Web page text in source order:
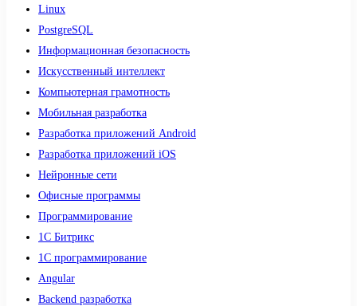
Linux
PostgreSQL
Информационная безопасность
Искусственный интеллект
Компьютерная грамотность
Мобильная разработка
Разработка приложений Android
Разработка приложений iOS
Нейронные сети
Офисные программы
Программирование
1С Битрикс
1С программирование
Angular
Backend разработка